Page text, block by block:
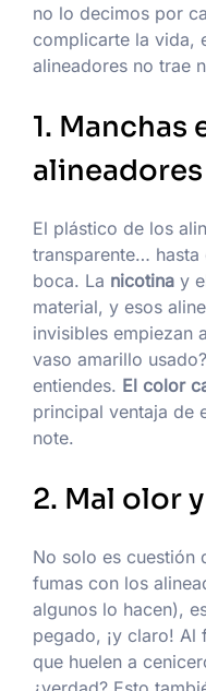
no lo decimos por
complicarte la vida,
alineadores no trae
1. Manchas
alineadores
El plástico de los
transparente… hasta
boca. La nicotina y
material, y esos
invisibles empiezan
vaso amarillo
entiendes. El color
principal ventaja de
note.
2. Mal olor
No solo es cuestión
fumas con los
algunos lo hacen),
pegado, ¡y claro! Al
que huelen a